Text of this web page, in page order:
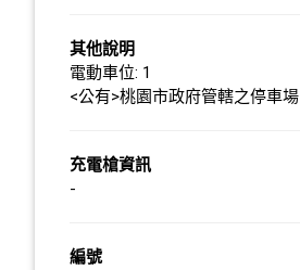
其他說明
電動車位: 1
<公有>桃園市政府管轄之停車場
充電槍資訊
-
編號